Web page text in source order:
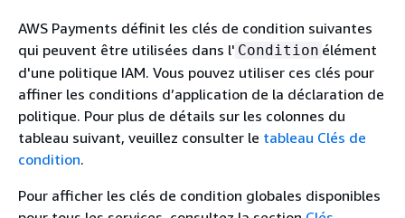
AWS Payments définit les clés de condition suivantes
qui peuvent être utilisées dans l' Condition élément
d'une politique IAM. Vous pouvez utiliser ces clés pour
affiner les conditions d’application de la déclaration de
politique. Pour plus de détails sur les colonnes du
tableau suivant, veuillez consulter le tableau Clés de
condition.
Pour afficher les clés de condition globales disponibles